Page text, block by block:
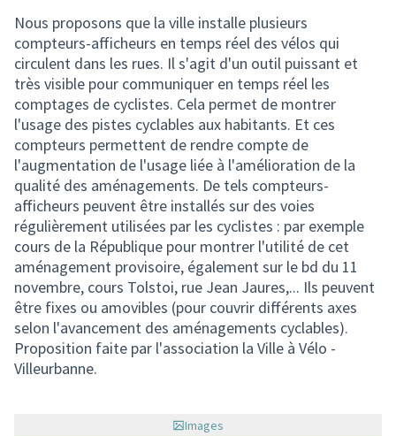
Nous proposons que la ville installe plusieurs
compteurs-afficheurs en temps réel des vélos qui
circulent dans les rues. Il s'agit d'un outil puissant et
très visible pour communiquer en temps réel les
comptages de cyclistes. Cela permet de montrer
l'usage des pistes cyclables aux habitants. Et ces
compteurs permettent de rendre compte de
l'augmentation de l'usage liée à l'amélioration de la
qualité des aménagements. De tels compteurs-
afficheurs peuvent être installés sur des voies
régulièrement utilisées par les cyclistes : par exemple
cours de la République pour montrer l'utilité de cet
aménagement provisoire, également sur le bd du 11
novembre, cours Tolstoi, rue Jean Jaures,... Ils peuvent
être fixes ou amovibles (pour couvrir différents axes
selon l'avancement des aménagements cyclables).
Proposition faite par l'association la Ville à Vélo -
Villeurbanne.
Images